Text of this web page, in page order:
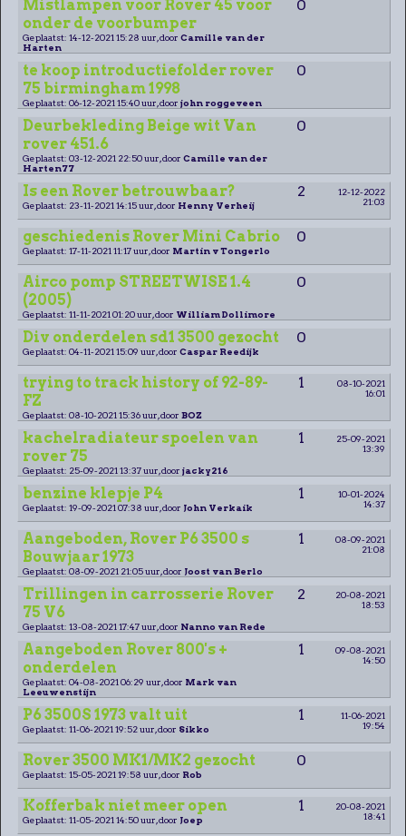
Mistlampen voor Rover 45 voor
onder de voorbumper
0
Geplaatst: 14-12-2021 15:28 uur, door Camille van der
Harten
te koop introductiefolder rover
75 birmingham 1998
0
Geplaatst: 06-12-2021 15:40 uur, door john roggeveen
Deurbekleding Beige wit Van
rover 451.6
0
Geplaatst: 03-12-2021 22:50 uur, door Camille van der
Harten77
Is een Rover betrouwbaar? 2
12-12-2022
21:03
Geplaatst: 23-11-2021 14:15 uur, door Henny Verheij
geschiedenis Rover Mini Cabrio 0
Geplaatst: 17-11-2021 11:17 uur, door Martin v Tongerlo
Airco pomp STREETWISE 1.4
(2005)
0
Geplaatst: 11-11-2021 01:20 uur, door William Dollimore
Div onderdelen sd1 3500 gezocht 0
Geplaatst: 04-11-2021 15:09 uur, door Caspar Reedijk
trying to track history of 92-89-
FZ
1
08-10-2021
16:01
Geplaatst: 08-10-2021 15:36 uur, door BOZ
kachelradiateur spoelen van
rover 75
1
25-09-2021
13:39
Geplaatst: 25-09-2021 13:37 uur, door jacky216
benzine klepje P4 1
10-01-2024
14:37
Geplaatst: 19-09-2021 07:38 uur, door John Verkaik
Aangeboden, Rover P6 3500 s
Bouwjaar 1973
1
08-09-2021
21:08
Geplaatst: 08-09-2021 21:05 uur, door Joost van Berlo
Trillingen in carrosserie Rover
75 V6
2
20-08-2021
18:53
Geplaatst: 13-08-2021 17:47 uur, door Nanno van Rede
Aangeboden Rover 800's +
onderdelen
1
09-08-2021
14:50
Geplaatst: 04-08-2021 06:29 uur, door Mark van
Leeuwenstijn
P6 3500S 1973 valt uit 1
11-06-2021
19:54
Geplaatst: 11-06-2021 19:52 uur, door Sikko
Rover 3500 MK1/MK2 gezocht 0
Geplaatst: 15-05-2021 19:58 uur, door Rob
Kofferbak niet meer open 1
20-08-2021
18:41
Geplaatst: 11-05-2021 14:50 uur, door Joep